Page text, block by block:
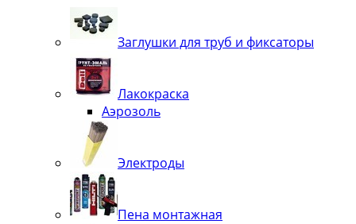
Заглушки для труб и фиксаторы
Лакокраска
Аэрозоль
Электроды
Пена монтажная